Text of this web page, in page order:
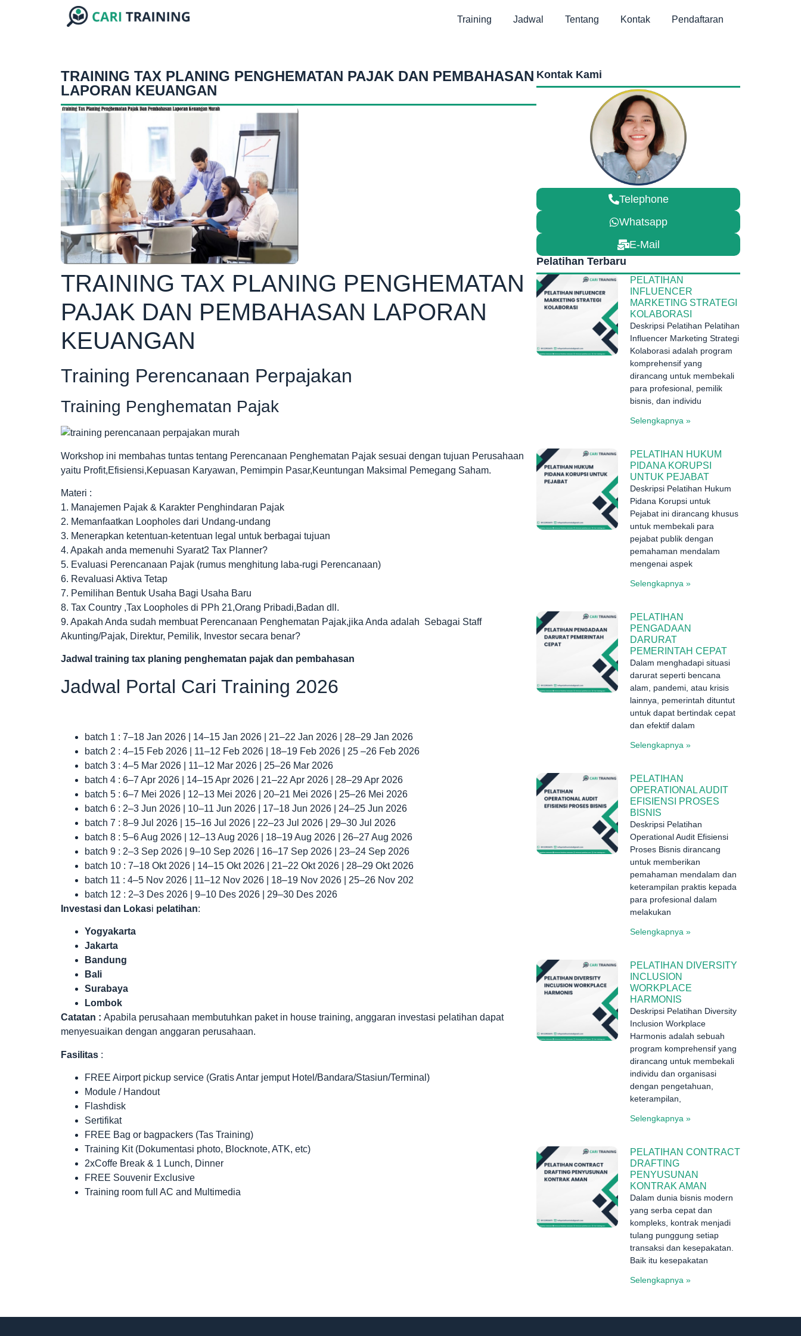
Training Jadwal Tentang Kontak Pendaftaran
TRAINING TAX PLANING PENGHEMATAN PAJAK DAN PEMBAHASAN
LAPORAN KEUANGAN
TRAINING TAX PLANING PENGHEMATAN
PAJAK DAN PEMBAHASAN LAPORAN
KEUANGAN
Training Perencanaan Perpajakan
Training Penghematan Pajak
Workshop ini membahas tuntas tentang Perencanaan Penghematan Pajak sesuai dengan tujuan Perusahaan
yaitu Profit,Efisiensi,Kepuasan Karyawan, Pemimpin Pasar,Keuntungan Maksimal Pemegang Saham.
Materi :
1. Manajemen Pajak & Karakter Penghindaran Pajak
2. Memanfaatkan Loopholes dari Undang-undang
3. Menerapkan ketentuan-ketentuan legal untuk berbagai tujuan
4. Apakah anda memenuhi Syarat2 Tax Planner?
5. Evaluasi Perencanaan Pajak (rumus menghitung laba-rugi Perencanaan)
6. Revaluasi Aktiva Tetap
7. Pemilihan Bentuk Usaha Bagi Usaha Baru
8. Tax Country ,Tax Loopholes di PPh 21,Orang Pribadi,Badan dll.
9. Apakah Anda sudah membuat Perencanaan Penghematan Pajak,jika Anda adalah Sebagai Staff
Akunting/Pajak, Direktur, Pemilik, Investor secara benar?
Jadwal training tax planing penghematan pajak dan pembahasan
Jadwal Portal Cari Training 2026
batch 1 : 7–18 Jan 2026 | 14–15 Jan 2026 | 21–22 Jan 2026 | 28–29 Jan 2026
batch 2 : 4–15 Feb 2026 | 11–12 Feb 2026 | 18–19 Feb 2026 | 25 –26 Feb 2026
batch 3 : 4–5 Mar 2026 | 11–12 Mar 2026 | 25–26 Mar 2026
batch 4 : 6–7 Apr 2026 | 14–15 Apr 2026 | 21–22 Apr 2026 | 28–29 Apr 2026
batch 5 : 6–7 Mei 2026 | 12–13 Mei 2026 | 20–21 Mei 2026 | 25–26 Mei 2026
batch 6 : 2–3 Jun 2026 | 10–11 Jun 2026 | 17–18 Jun 2026 | 24–25 Jun 2026
batch 7 : 8–9 Jul 2026 | 15–16 Jul 2026 | 22–23 Jul 2026 | 29–30 Jul 2026
batch 8 : 5–6 Aug 2026 | 12–13 Aug 2026 | 18–19 Aug 2026 | 26–27 Aug 2026
batch 9 : 2–3 Sep 2026 | 9–10 Sep 2026 | 16–17 Sep 2026 | 23–24 Sep 2026
batch 10 : 7–18 Okt 2026 | 14–15 Okt 2026 | 21–22 Okt 2026 | 28–29 Okt 2026
batch 11 : 4–5 Nov 2026 | 11–12 Nov 2026 | 18–19 Nov 2026 | 25–26 Nov 202
batch 12 : 2–3 Des 2026 | 9–10 Des 2026 | 29–30 Des 2026
Investasi dan Lokasi pelatihan:
Yogyakarta
Jakarta
Bandung
Bali
Surabaya
Lombok
Catatan : Apabila perusahaan membutuhkan paket in house training, anggaran investasi pelatihan dapat
menyesuaikan dengan anggaran perusahaan.
Fasilitas :
FREE Airport pickup service (Gratis Antar jemput Hotel/Bandara/Stasiun/Terminal)
Module / Handout
Flashdisk
Sertifikat
FREE Bag or bagpackers (Tas Training)
Training Kit (Dokumentasi photo, Blocknote, ATK, etc)
2xCoffe Break & 1 Lunch, Dinner
FREE Souvenir Exclusive
Training room full AC and Multimedia
Kontak Kami
Telephone
Whatsapp
E-Mail
Pelatihan Terbaru
PELATIHAN
INFLUENCER
MARKETING STRATEGI
KOLABORASI
Deskripsi Pelatihan Pelatihan
Influencer Marketing Strategi
Kolaborasi adalah program
komprehensif yang
dirancang untuk membekali
para profesional, pemilik
bisnis, dan individu
Selengkapnya »
PELATIHAN HUKUM
PIDANA KORUPSI
UNTUK PEJABAT
Deskripsi Pelatihan Hukum
Pidana Korupsi untuk
Pejabat ini dirancang khusus
untuk membekali para
pejabat publik dengan
pemahaman mendalam
mengenai aspek
Selengkapnya »
PELATIHAN
PENGADAAN
DARURAT
PEMERINTAH CEPAT
Dalam menghadapi situasi
darurat seperti bencana
alam, pandemi, atau krisis
lainnya, pemerintah dituntut
untuk dapat bertindak cepat
dan efektif dalam
Selengkapnya »
PELATIHAN
OPERATIONAL AUDIT
EFISIENSI PROSES
BISNIS
Deskripsi Pelatihan
Operational Audit Efisiensi
Proses Bisnis dirancang
untuk memberikan
pemahaman mendalam dan
keterampilan praktis kepada
para profesional dalam
melakukan
Selengkapnya »
PELATIHAN DIVERSITY
INCLUSION
WORKPLACE
HARMONIS
Deskripsi Pelatihan Diversity
Inclusion Workplace
Harmonis adalah sebuah
program komprehensif yang
dirancang untuk membekali
individu dan organisasi
dengan pengetahuan,
keterampilan,
Selengkapnya »
PELATIHAN CONTRACT
DRAFTING
PENYUSUNAN
KONTRAK AMAN
Dalam dunia bisnis modern
yang serba cepat dan
kompleks, kontrak menjadi
tulang punggung setiap
transaksi dan kesepakatan.
Baik itu kesepakatan
Selengkapnya »